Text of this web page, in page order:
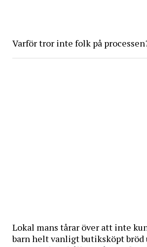
Varför tror inte folk på
Lokal mans tårar över att inte
barn helt vanligt butiksköpt